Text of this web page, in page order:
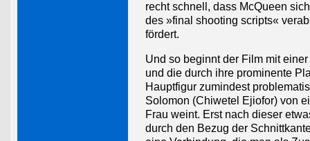
recht schnell, dass McQueen
des »final shooting scripts«
fördert.
Und so beginnt der Film mit
und die durch ihre prominente
Hauptfigur zumindest
Solomon (Chiwetel Ejiofor) von
Frau weint. Erst nach dieser
durch den Bezug der